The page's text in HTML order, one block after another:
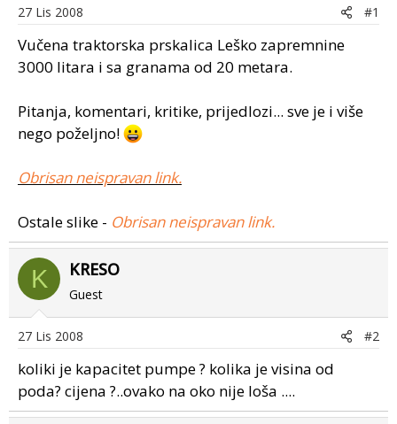
k
r
e
o
r
v
o
o
s
a
27 Lis 2008 #1
Vučena traktorska prskalica Leško zapremnine
3000 litara i sa granama od 20 metara.
Pitanja, komentari, kritike, prijedlozi... sve je i više
nego poželjno!
Obrisan neispravan link.
Ostale slike - Obrisan neispravan link.
K KRESO
Guest
27 Lis 2008 #2
koliki je kapacitet pumpe ? kolika je visina od
poda? cijena ?..ovako na oko nije loša ....